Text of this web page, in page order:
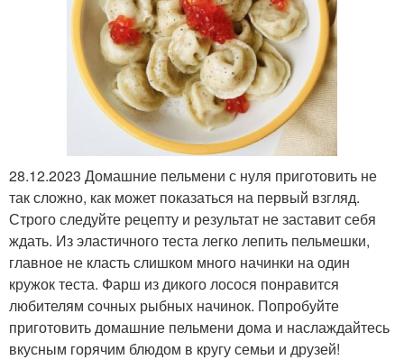
28.12.2023 Домашние пельмени с нуля приготовить не
так сложно, как может показаться на первый взгляд.
Строго следуйте рецепту и результат не заставит себя
ждать. Из эластичного теста легко лепить пельмешки,
главное не класть слишком много начинки на один
кружок теста. Фарш из дикого лосося понравится
любителям сочных рыбных начинок. Попробуйте
приготовить домашние пельмени дома и наслаждайтесь
вкусным горячим блюдом в кругу семьи и друзей!